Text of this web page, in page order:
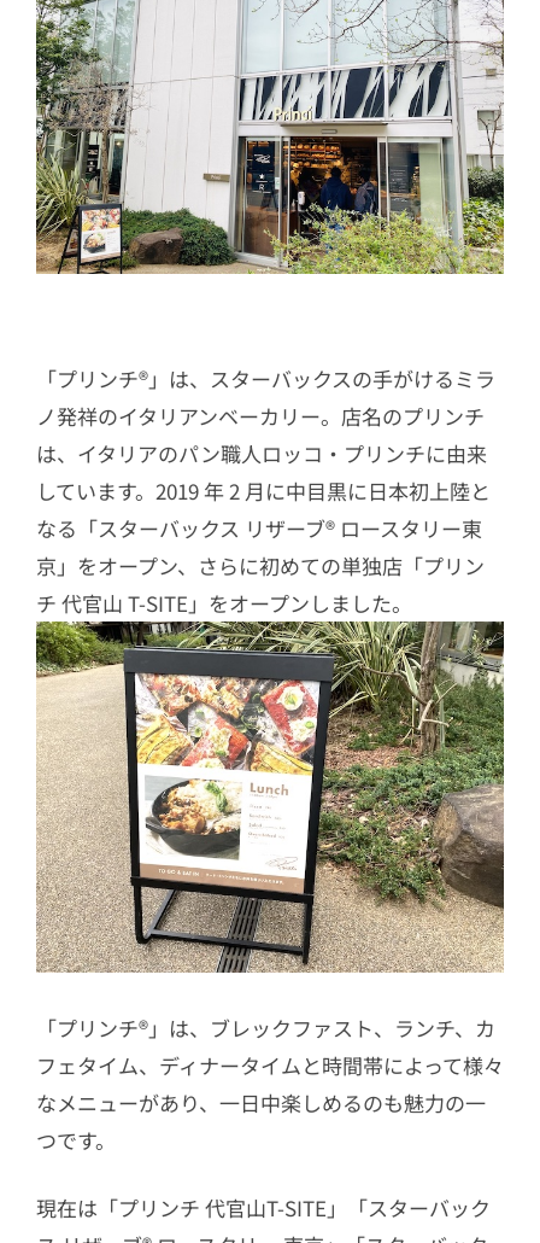
「プリンチ®︎」は、スターバックスの手がけるミラ
ノ発祥のイタリアンベーカリー。店名のプリンチ
は、イタリアのパン職人ロッコ・プリンチに由来
しています。2019 年 2 月に中目黒に日本初上陸と
なる「スターバックス リザーブ® ロースタリー東
京」をオープン、さらに初めての単独店「プリン
チ 代官山 T-SITE」をオープンしました。
「プリンチ®︎」は、ブレックファスト、ランチ、カ
フェタイム、ディナータイムと時間帯によって様々
なメニューがあり、一日中楽しめるのも魅力の一
つです。
現在は「プリンチ 代官山T-SITE」「スターバック